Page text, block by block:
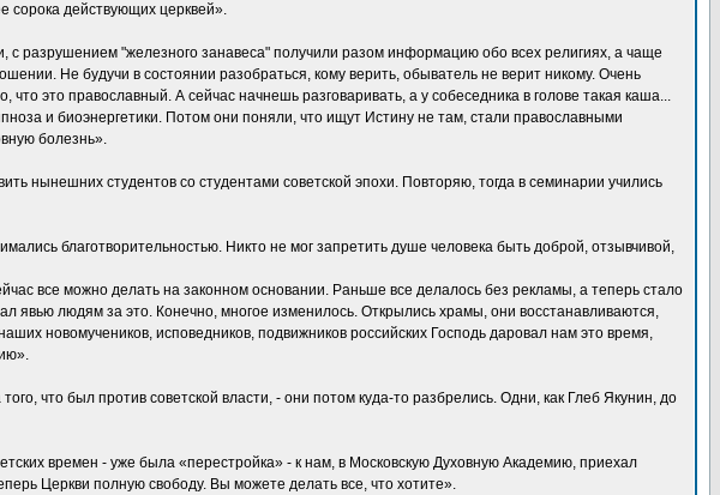
сорока действующих церквей».
разрушением "железного занавеса" получили разом информацию обо всех религиях, а чаще
Не будучи в состоянии разобраться, кому верить, обыватель не верит никому. Очень
это православный. А сейчас начнешь разговаривать, а у собеседника в голове такая каша...
и биоэнергетики. Потом они поняли, что ищут Истину не там, стали православными
болезнь».
нынешних студентов со студентами советской эпохи. Повторяю, тогда в семинарии учились
благотворительностью. Никто не мог запретить душе человека быть доброй, отзывчивой,
все можно делать на законном основании. Раньше все делалось без рекламы, а теперь стало
явью людям за это. Конечно, многое изменилось. Открылись храмы, они восстанавливаются,
новомучеников, исповедников, подвижников российских Господь даровал нам это время,
что был против советской власти, - они потом куда-то разбрелись. Одни, как Глеб Якунин, до
времен - уже была «перестройка» - к нам, в Московскую Духовную Академию, приехал
Церкви полную свободу. Вы можете делать все, что хотите».